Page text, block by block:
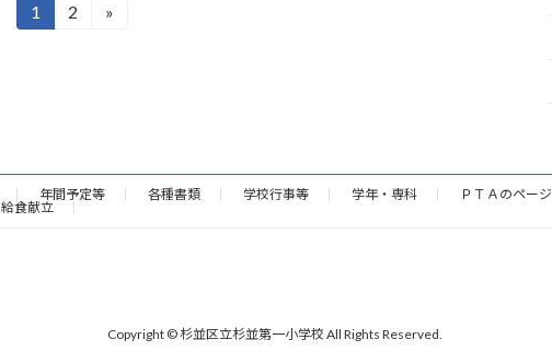
固
1
固
2 »
年間予定等 各種書類 学校行事等 学年・専科 ＰＴＡのページ
給食献立
Copyright © 杉並区立杉並第一小学校 All Rights Reserved.